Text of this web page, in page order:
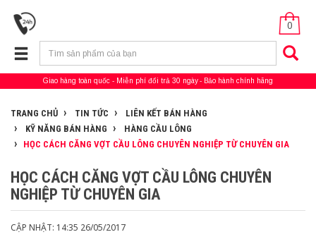
0
Giao hàng toàn quốc Miễn phí đổi trả 30 ngày Bảo hành chính hãng
TRANG CHỦ TIN TỨC
LIÊN KẾT BÁN HÀNG
KỸ NĂNG BÁN HÀNG
HÀNG CẦU LÔNG
HỌC CÁCH CĂNG VỢT CẦU LÔNG CHUYÊN NGHIỆP TỪ CHUYÊN GIA
HỌC CÁCH CĂNG VỢT CẦU LÔNG CHUYÊN
NGHIỆP TỪ CHUYÊN GIA
CẬP NHẬT: 14:35 26/05/2017